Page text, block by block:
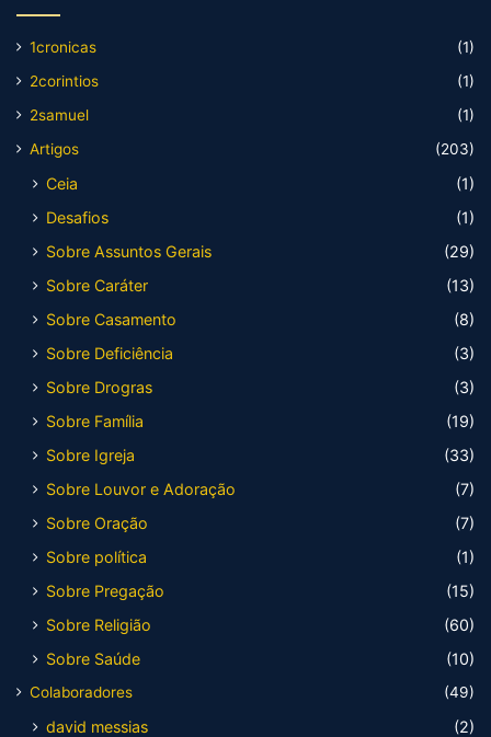
1cronicas
(1)
2corintios
(1)
2samuel
(1)
Artigos
(203)
Ceia
(1)
Desafios
(1)
Sobre Assuntos Gerais
(29)
Sobre Caráter
(13)
Sobre Casamento
(8)
Sobre Deficiência
(3)
Sobre Drogras
(3)
Sobre Família
(19)
Sobre Igreja
(33)
Sobre Louvor e Adoração
(7)
Sobre Oração
(7)
Sobre política
(1)
Sobre Pregação
(15)
Sobre Religião
(60)
Sobre Saúde
(10)
Colaboradores (49)
david messias
(2)